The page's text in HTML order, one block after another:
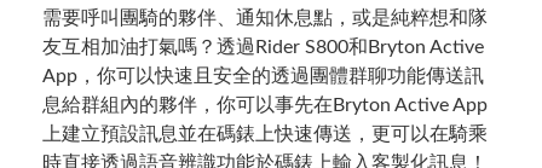
需要呼叫團騎的夥伴、通知休息點，或是純粹想和隊
友互相加油打氣嗎？透過Rider S800和Bryton Active
App，你可以快速且安全的透過團體群聊功能傳送訊
息給群組內的夥伴，你可以事先在Bryton Active App
上建立預設訊息並在碼錶上快速傳送，更可以在騎乘
時直接透過語音辨識功能於碼錶上輸入客製化訊息！